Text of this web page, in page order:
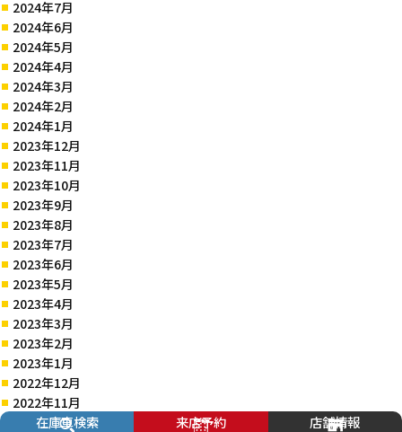
2024年7月
2024年6月
2024年5月
2024年4月
2024年3月
2024年2月
2024年1月
2023年12月
2023年11月
2023年10月
2023年9月
2023年8月
2023年7月
2023年6月
2023年5月
2023年4月
2023年3月
2023年2月
2023年1月
2022年12月
2022年11月
2022年10月
在庫車検索 来店予約 店舗情報